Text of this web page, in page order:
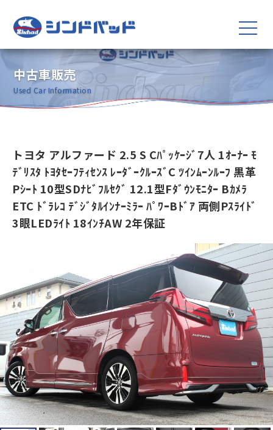
中古車販売
Used Car Information
トヨタ アルファード 2.5 S Cﾊﾟｯｹｰｼﾞ7人 1ｵｰﾅｰ ﾓ
ﾃﾞﾘｽﾀ ﾄﾖﾀｾｰﾌﾃｨｾﾝｽ ﾚｰﾀﾞｰｸﾙｰｽﾞC ﾂｲﾝﾑｰﾝﾙｰﾌ 黒革
Pｼｰﾄ 10型SDﾅﾋﾞﾌﾙｾｸﾞ 12.1型Fﾀﾞｳﾝﾓﾆﾀｰ Bｶﾒﾗ
ETC ﾄﾞﾗﾚｺ ﾃﾞｼﾞﾀﾙｲﾝﾅｰﾐﾗｰ ﾊﾟﾜｰBﾄﾞｱ 両側Pｽﾗｲﾄﾞ
3眼LEDﾗｲﾄ 18ｲﾝﾁAW 2年保証